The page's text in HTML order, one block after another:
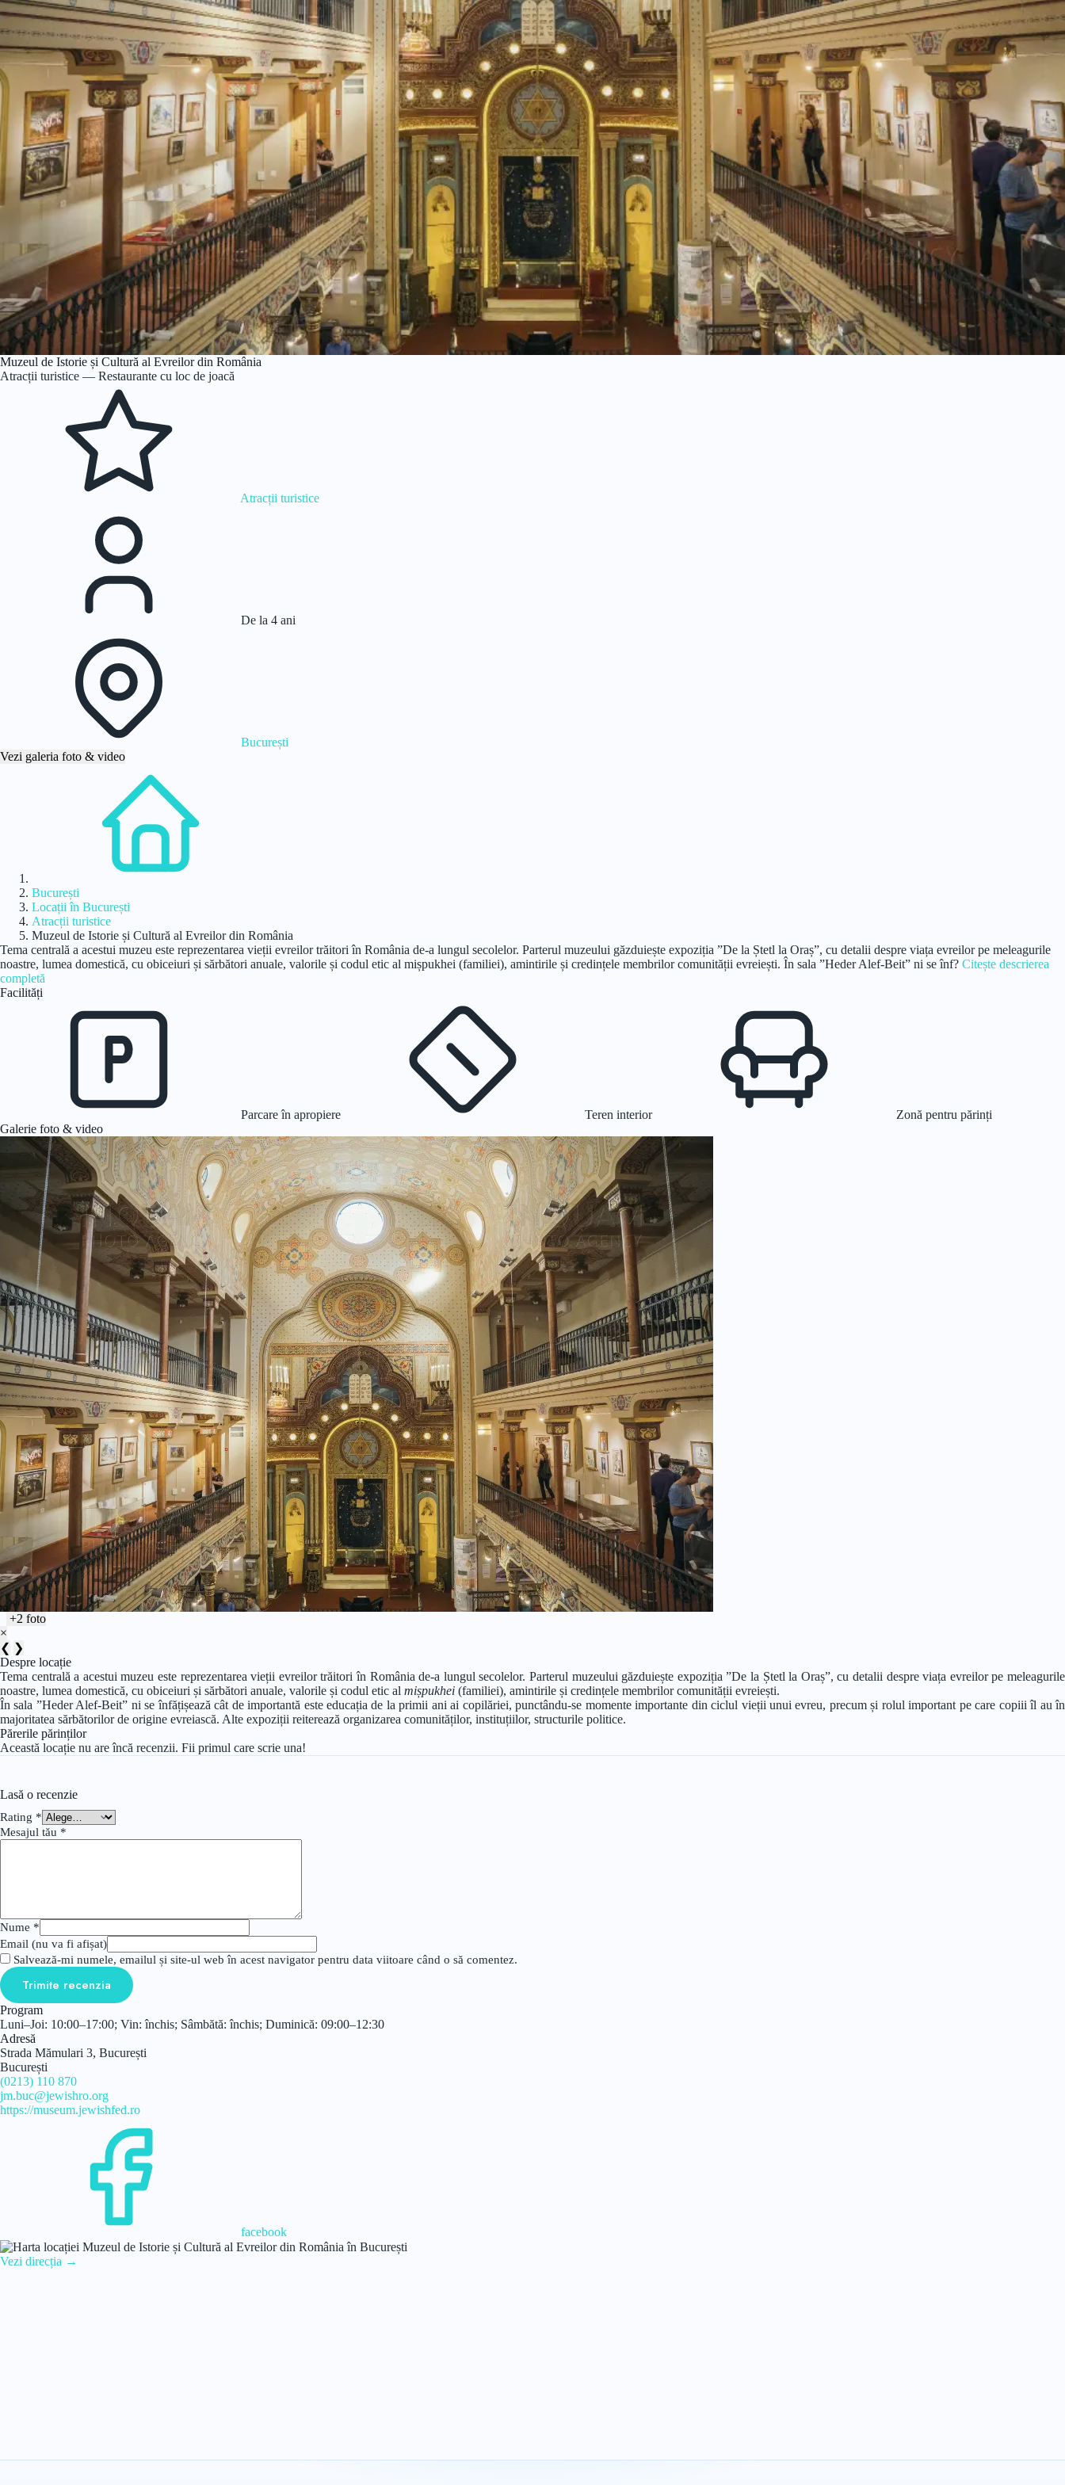
Muzeul de Istorie și Cultură al Evreilor din România
Atracții turistice — Restaurante cu loc de joacă
Atracții turistice
De la 4 ani
București
Vezi galeria foto & video
București
Locații în București
Atracții turistice
Muzeul de Istorie și Cultură al Evreilor din România
Tema centrală a acestui muzeu este reprezentarea vieții evreilor trăitori în România de-a lungul secolelor. Parterul muzeului găzduiește expoziția ”De la Ștetl la Oraș”, cu detalii despre viața evreilor pe meleagurile
noastre, lumea domestică, cu obiceiuri și sărbători anuale, valorile și codul etic al mișpukhei (familiei), amintirile și credințele membrilor comunității evreiești. În sala ”Heder Alef-Beit” ni se înf? Citește descrierea
completă
Facilități
Parcare în apropiere Teren interior
Zonă pentru părinți
Galerie foto & video
+2 foto
×
❮ ❯
Despre locație
Tema centrală a acestui muzeu este reprezentarea vieții evreilor trăitori în România de-a lungul secolelor. Parterul muzeului găzduiește expoziția ”De la Ștetl la Oraș”, cu detalii despre viața evreilor pe meleagurile
noastre, lumea domestică, cu obiceiuri și sărbători anuale, valorile și codul etic al mișpukhei (familiei), amintirile și credințele membrilor comunității evreiești.
În sala ”Heder Alef-Beit” ni se înfățișează cât de importantă este educația de la primii ani ai copilăriei, punctându-se momente importante din ciclul vieții unui evreu, precum și rolul important pe care copiii îl au în
majoritatea sărbătorilor de origine evreiască. Alte expoziții reiterează organizarea comunităților, instituțiilor, structurile politice.
Părerile părinților
Această locație nu are încă recenzii. Fii primul care scrie una!
Lasă o recenzie
Rating *
Mesajul tău *
Nume *
Email (nu va fi afișat)
Salvează-mi numele, emailul și site-ul web în acest navigator pentru data viitoare când o să comentez.
Trimite recenzia
Program
Luni–Joi: 10:00–17:00; Vin: închis; Sâmbătă: închis; Duminică: 09:00–12:30
Adresă
Strada Mămulari 3, București
București
(0213) 110 870
jm.buc@jewishro.org
https://museum.jewishfed.ro
facebook
Vezi direcția →